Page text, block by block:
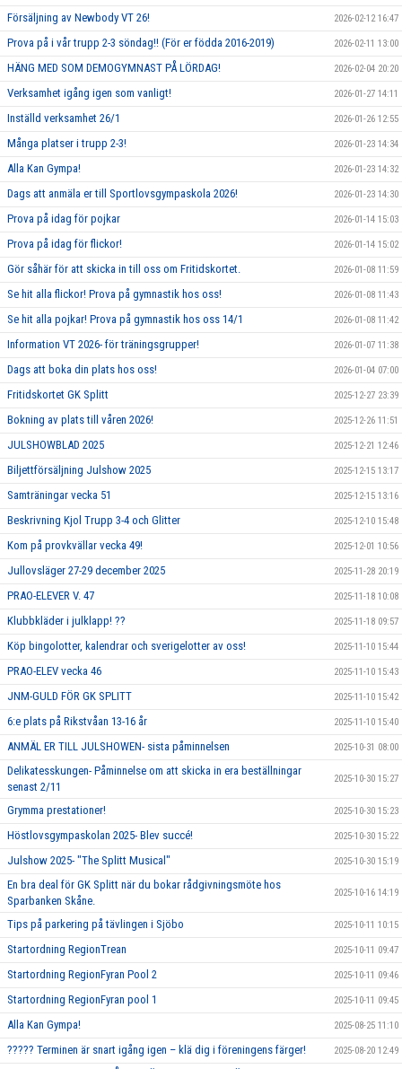
Försäljning av Newbody VT 26! 2026-02-12 16:47
Prova på i vår trupp 2-3 söndag!! (För er födda 2016-2019) 2026-02-11 13:00
HÄNG MED SOM DEMOGYMNAST PÅ LÖRDAG! 2026-02-04 20:20
Verksamhet igång igen som vanligt! 2026-01-27 14:11
Inställd verksamhet 26/1 2026-01-26 12:55
Många platser i trupp 2-3! 2026-01-23 14:34
Alla Kan Gympa! 2026-01-23 14:32
Dags att anmäla er till Sportlovsgympaskola 2026! 2026-01-23 14:30
Prova på idag för pojkar 2026-01-14 15:03
Prova på idag för flickor! 2026-01-14 15:02
Gör såhär för att skicka in till oss om Fritidskortet. 2026-01-08 11:59
Se hit alla flickor! Prova på gymnastik hos oss! 2026-01-08 11:43
Se hit alla pojkar! Prova på gymnastik hos oss 14/1 2026-01-08 11:42
Information VT 2026- för träningsgrupper! 2026-01-07 11:38
Dags att boka din plats hos oss! 2026-01-04 07:00
Fritidskortet GK Splitt 2025-12-27 23:39
Bokning av plats till våren 2026! 2025-12-26 11:51
JULSHOWBLAD 2025 2025-12-21 12:46
Biljettförsäljning Julshow 2025 2025-12-15 13:17
Samträningar vecka 51 2025-12-15 13:16
Beskrivning Kjol Trupp 3-4 och Glitter 2025-12-10 15:48
Kom på provkvällar vecka 49! 2025-12-01 10:56
Jullovsläger 27-29 december 2025 2025-11-28 20:19
PRAO-ELEVER V. 47 2025-11-18 10:08
Klubbkläder i julklapp! ?? 2025-11-18 09:57
Köp bingolotter, kalendrar och sverigelotter av oss! 2025-11-10 15:44
PRAO-ELEV vecka 46 2025-11-10 15:43
JNM-GULD FÖR GK SPLITT 2025-11-10 15:42
6:e plats på Rikstvåan 13-16 år 2025-11-10 15:40
ANMÄL ER TILL JULSHOWEN- sista påminnelsen 2025-10-31 08:00
Delikatesskungen- Påminnelse om att skicka in era beställningar
senast 2/11
2025-10-30 15:27
Grymma prestationer! 2025-10-30 15:23
Höstlovsgympaskolan 2025- Blev succé! 2025-10-30 15:22
Julshow 2025- "The Splitt Musical" 2025-10-30 15:19
En bra deal för GK Splitt när du bokar rådgivningsmöte hos
Sparbanken Skåne.
2025-10-16 14:19
Tips på parkering på tävlingen i Sjöbo 2025-10-11 10:15
Startordning RegionTrean 2025-10-11 09:47
Startordning RegionFyran Pool 2 2025-10-11 09:46
Startordning RegionFyran pool 1 2025-10-11 09:45
Alla Kan Gympa! 2025-08-25 11:10
????? Terminen är snart igång igen – klä dig i föreningens färger! 2025-08-20 12:49